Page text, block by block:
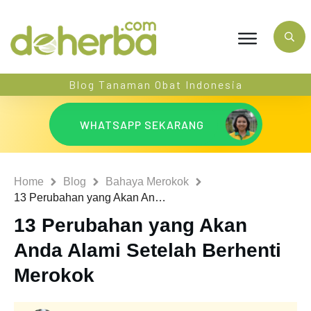
Blog Tanaman Obat Indonesia
WHATSAPP SEKARANG
Home Blog
Bahaya Merokok
13 Perubahan yang Akan Anda Alami Setelah Berhenti Merokok
13 Perubahan yang Akan
Anda Alami Setelah Berhenti
Merokok